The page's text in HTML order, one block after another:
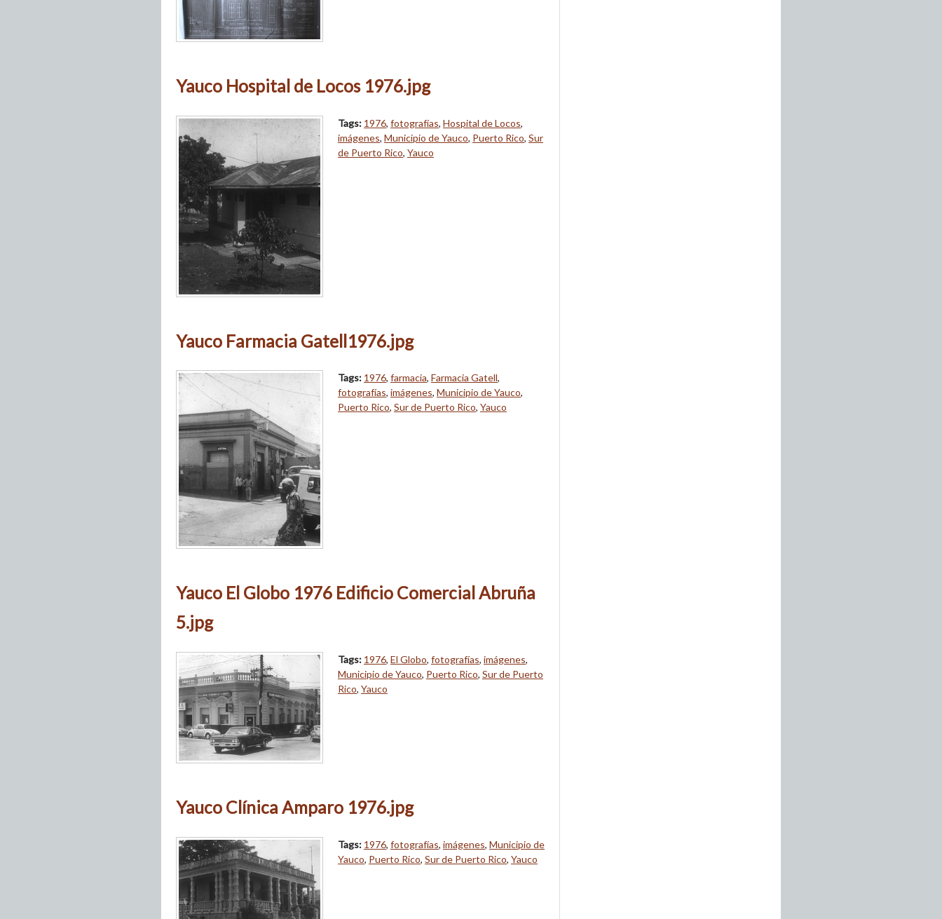
Yauco Hospital de Locos 1976.jpg
Tags: 1976, fotografías, Hospital de Locos,
imágenes, Municipio de Yauco, Puerto Rico, Sur
de Puerto Rico, Yauco
Yauco Farmacia Gatell1976.jpg
Tags: 1976, farmacia, Farmacia Gatell,
fotografías, imágenes, Municipio de Yauco,
Puerto Rico, Sur de Puerto Rico, Yauco
Yauco El Globo 1976 Edificio Comercial Abruña
5.jpg
Tags: 1976, El Globo, fotografías, imágenes,
Municipio de Yauco, Puerto Rico, Sur de Puerto
Rico, Yauco
Yauco Clínica Amparo 1976.jpg
Tags: 1976, fotografías, imágenes, Municipio de
Yauco, Puerto Rico, Sur de Puerto Rico, Yauco